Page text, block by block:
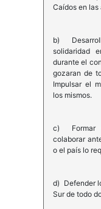
Caídos en
b)
solidaridad
durante el
gozaran de
Impulsar el
los mismos.
c) Formar
colaborar
o el país lo
d) Defender
Sur de todo